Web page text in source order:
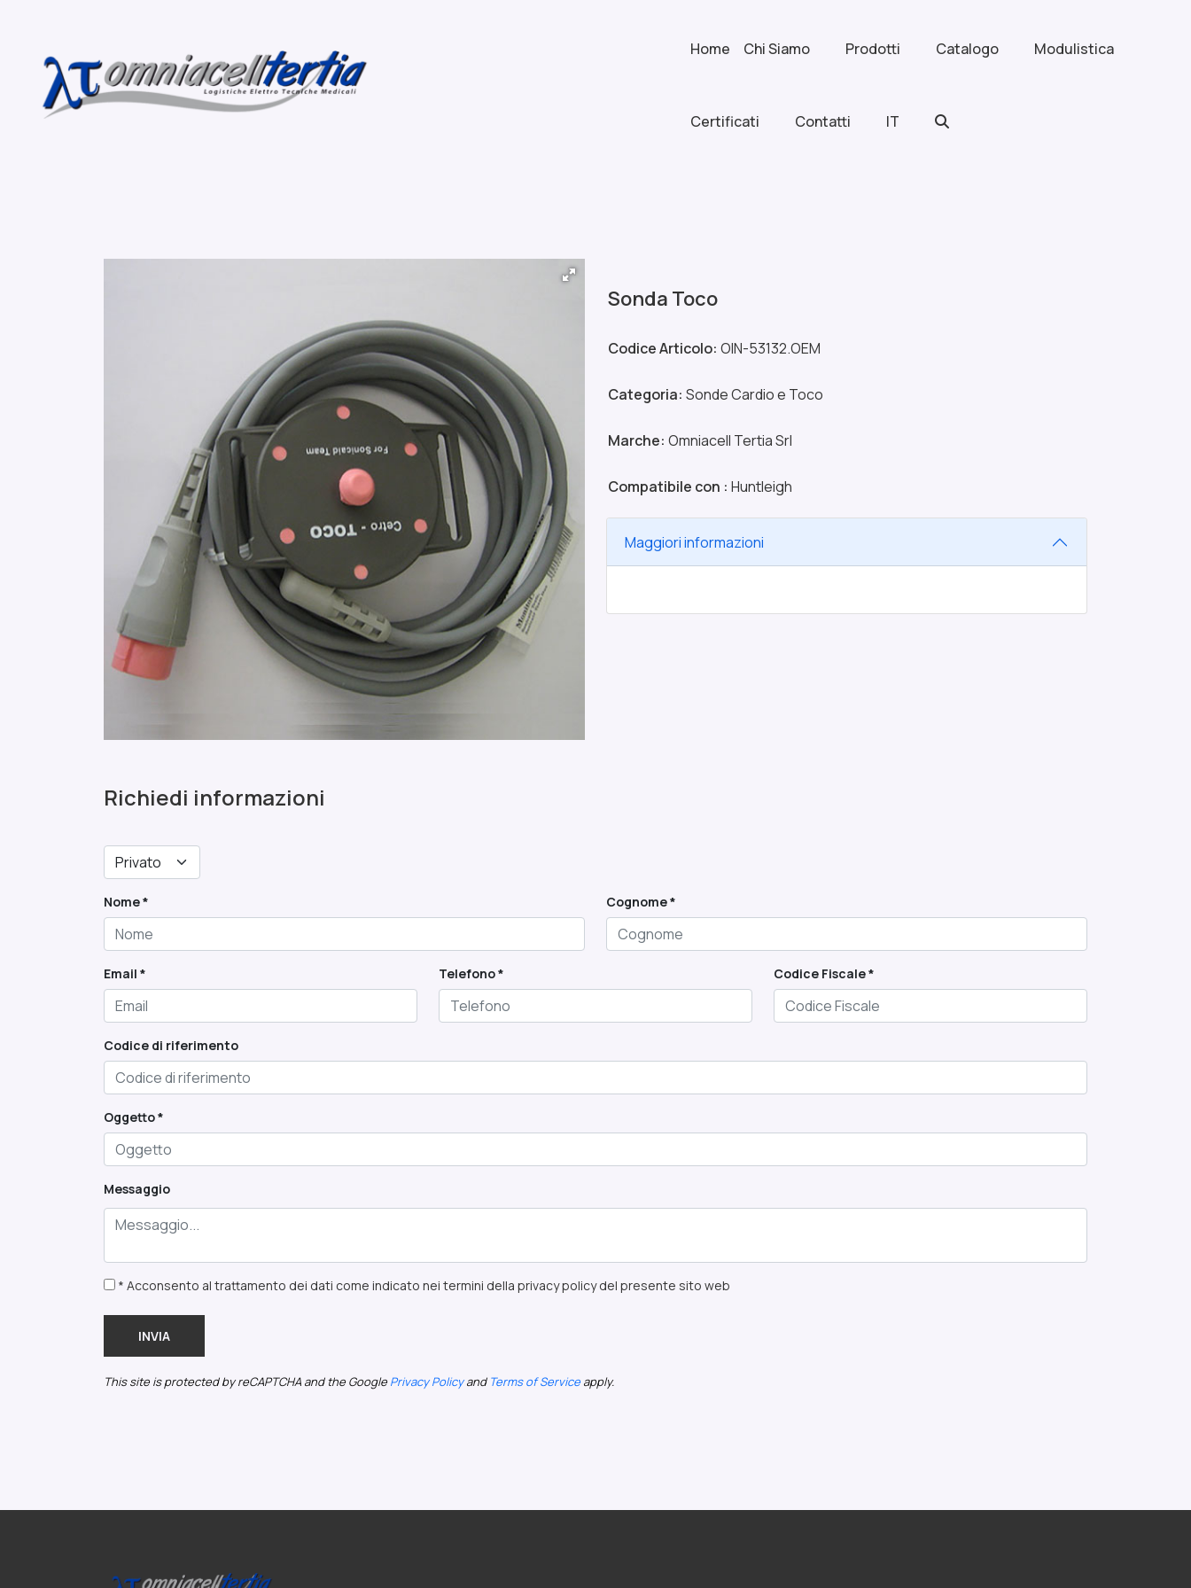
Home Chi Siamo Prodotti Catalogo Modulistica
Certificati Contatti IT
Sonda Toco
Codice Articolo: OIN-53132.OEM
Categoria: Sonde Cardio e Toco
Marche: Omniacell Tertia Srl
Compatibile con : Huntleigh
Maggiori informazioni
Richiedi informazioni
Nome * Cognome *
Email * Telefono * Codice Fiscale *
Codice di riferimento
Oggetto *
Messaggio
* Acconsento al trattamento dei dati come indicato nei termini della privacy policy del presente sito web
INVIA
This site is protected by reCAPTCHA and the Google Privacy Policyand Terms of Service apply.